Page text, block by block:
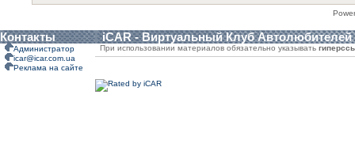
Контакты iCAR - Виртуальный Клуб Автолюбителей
Администратор
icar@icar.com.ua
Реклама на сайте
При использовании материалов обязательно указывать